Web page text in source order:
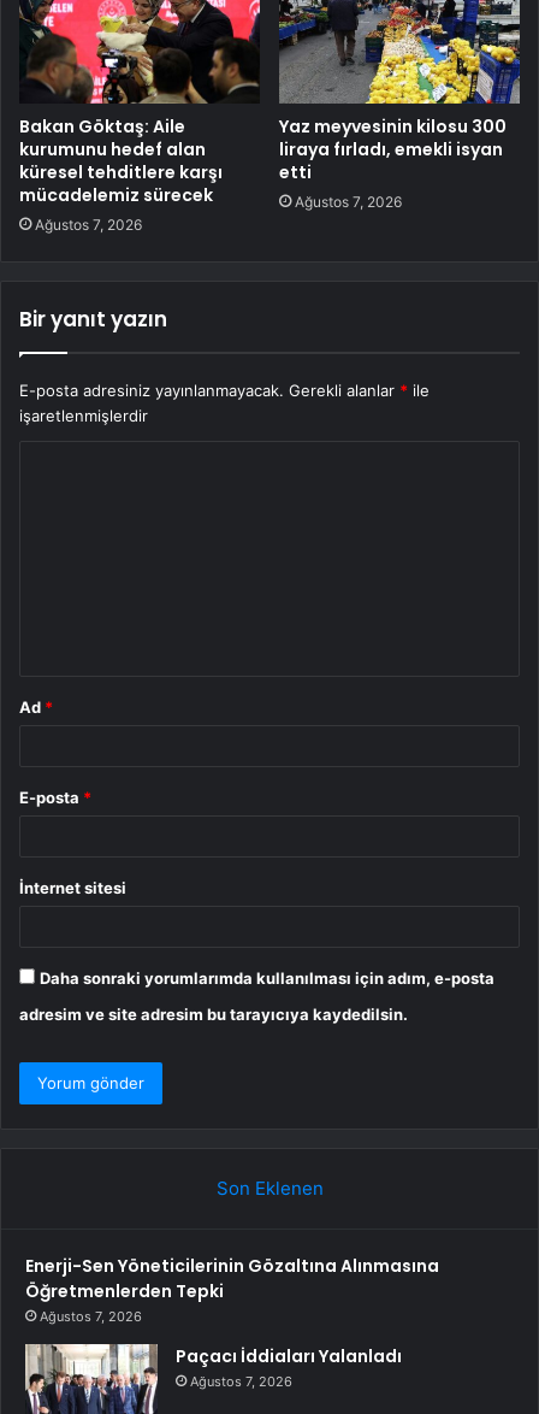
Bakan Göktaş: Aile
kurumunu hedef alan
küresel tehditlere karşı
mücadelemiz sürecek
Ağustos 7, 2026
Yaz meyvesinin kilosu 300
liraya fırladı, emekli isyan
etti
Ağustos 7, 2026
Bir yanıt yazın
E-posta adresiniz yayınlanmayacak. Gerekli alanlar * ile
işaretlenmişlerdir
Ad *
E-posta *
İnternet sitesi
Daha sonraki yorumlarımda kullanılması için adım, e-posta
adresim ve site adresim bu tarayıcıya kaydedilsin.
Son Eklenen
Enerji-Sen Yöneticilerinin Gözaltına Alınmasına
Öğretmenlerden Tepki
Ağustos 7, 2026
Paçacı İddiaları Yalanladı
Ağustos 7, 2026